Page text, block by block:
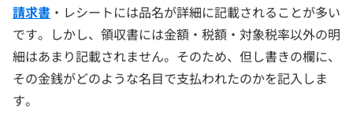
請求書 ・レシートには品名が詳細に記載されることが多い
です。しかし、領収書には金額・税額・対象税率以外の明
細はあまり記載されません。そのため、但し書きの欄に、
その金銭がどのような名目で支払われたのかを記入しま
す。